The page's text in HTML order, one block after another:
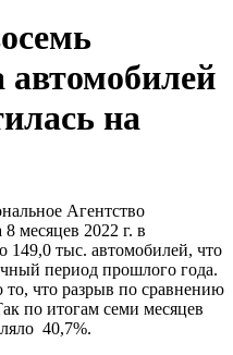
автомобилей
на
Агентство
месяцев 2022 г. в
149,0 тыс. автомобилей, что
период прошлого года.
что разрыв по сравнению
по итогам семи месяцев
40,7%.